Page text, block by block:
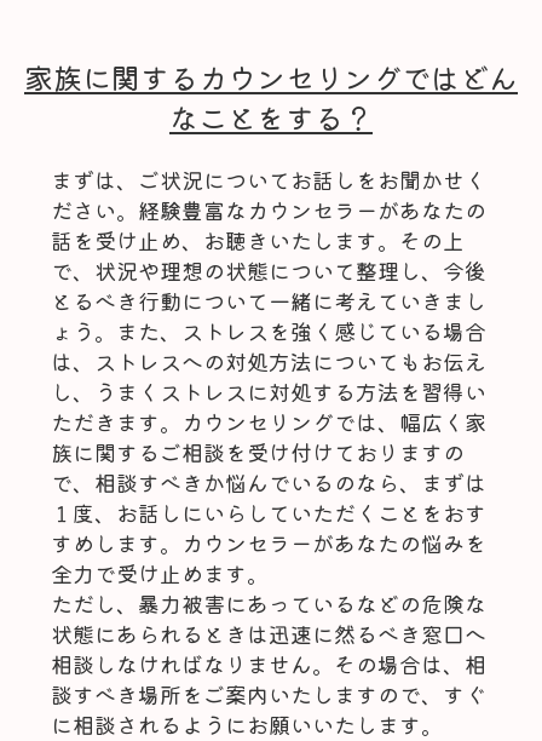
家族に関するカウンセリングではどん
なことをする？
まずは、ご状況についてお話しをお聞かせく
ださい。経験豊富なカウンセラーがあなたの
話を受け止め、お聴きいたします。その上
で、状況や理想の状態について整理し、今後
とるべき行動について一緒に考えていきまし
ょう。また、ストレスを強く感じている場合
は、ストレスへの対処方法についてもお伝え
し、うまくストレスに対処する方法を習得い
ただきます。カウンセリングでは、幅広く家
族に関するご相談を受け付けておりますの
で、相談すべきか悩んでいるのなら、まずは
１度、お話しにいらしていただくことをおす
すめします。カウンセラーがあなたの悩みを
全力で受け止めます。
ただし、暴力被害にあっているなどの危険な
状態にあられるときは迅速に然るべき窓口へ
相談しなければなりません。その場合は、相
談すべき場所をご案内いたしますので、すぐ
に相談されるようにお願いいたします。